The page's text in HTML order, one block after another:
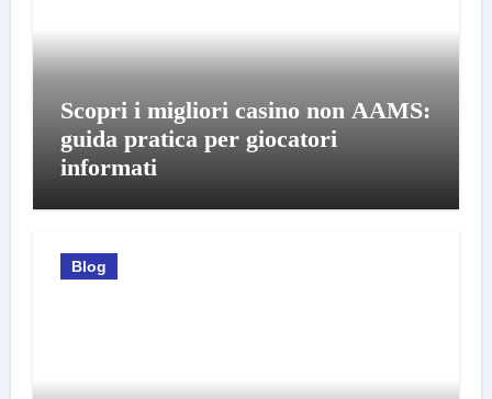
Scopri i migliori casino non AAMS:
guida pratica per giocatori
informati
Blog